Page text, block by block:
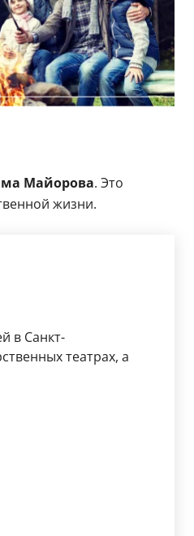
Майорова. Это
жизни.
в Санкт-
театрах, а